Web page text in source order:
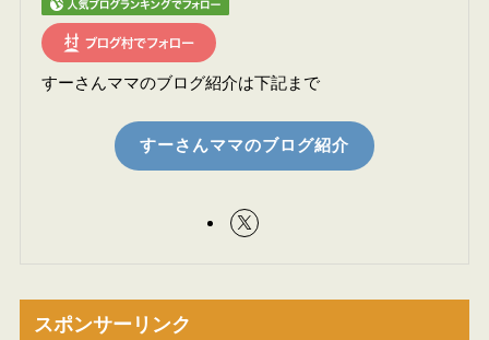
すーさんママのブログ紹介は下記まで
すーさんママのブログ紹介
スポンサーリンク